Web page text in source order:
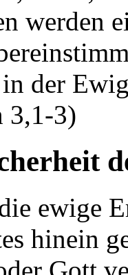
werden
der
3,1-3)
ewige
hinein